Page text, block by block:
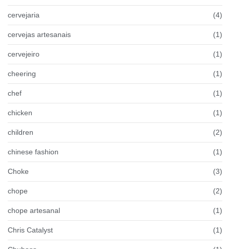
cervejaria (4)
cervejas artesanais (1)
cervejeiro (1)
cheering (1)
chef (1)
chicken (1)
children (2)
chinese fashion (1)
Choke (3)
chope (2)
chope artesanal (1)
Chris Catalyst (1)